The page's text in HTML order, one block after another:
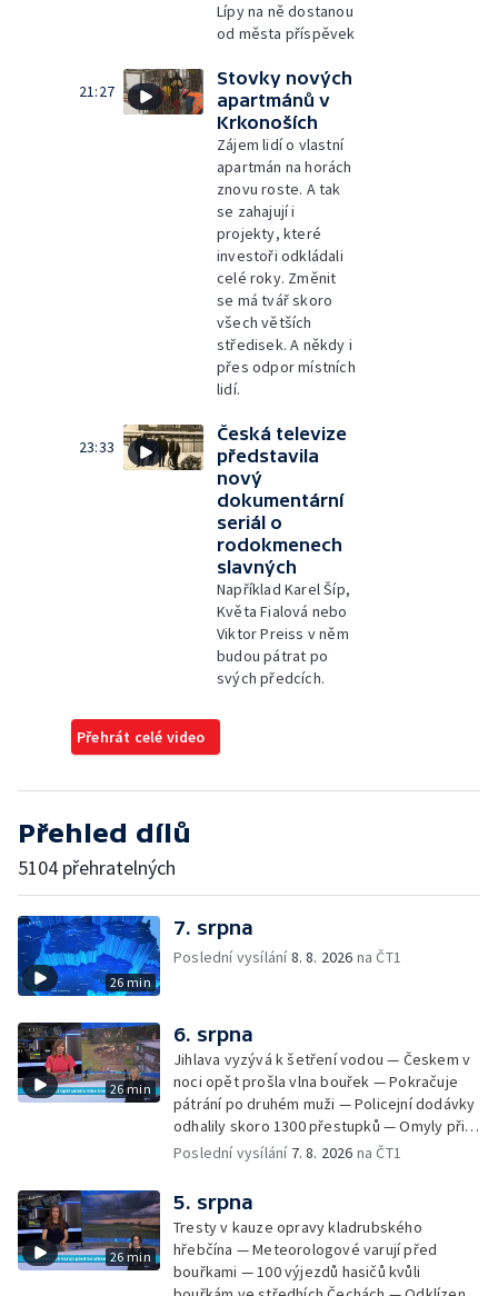
Lípy na ně dostanou
od města příspěvek
21:27
Stovky nových
apartmánů v
Krkonoších
Zájem lidí o vlastní
apartmán na horách
znovu roste. A tak
se zahajují i
projekty, které
investoři odkládali
celé roky. Změnit
se má tvář skoro
všech větších
středisek. A někdy i
přes odpor místních
lidí.
23:33
Česká televize
představila
nový
dokumentární
seriál o
rodokmenech
slavných
Například Karel Šíp,
Květa Fialová nebo
Viktor Preiss v něm
budou pátrat po
svých předcích.
Přehrát celé video
Přehled dílů
5104 přehratelných
26 min
7. srpna
Poslední vysílání8. 8. 2026 na ČT1
26 min
6. srpna
Jihlava vyzývá k šetření vodou — Českem v
noci opět prošla vlna bouřek — Pokračuje
pátrání po druhém muži — Policejní dodávky
odhalily skoro 1300 přestupků — Omyly při
nouzovém volání o pomoc — Hradec Králové
rekord v hromadném seskoku parašutistů —
Chovné rybníky na Českolipsku pustoší
vydry — Instalace nové sochy v Mariánských
Lázních — Sedmiletý trest za dotační
podvod s projektem Technologického parku
Poslední vysílání 7. 8. 2026 na ČT1
26 min
5. srpna
Tresty v kauze opravy kladrubského
hřebčína — Meteorologové varují před
bouřkami — 100 výjezdů hasičů kvůli